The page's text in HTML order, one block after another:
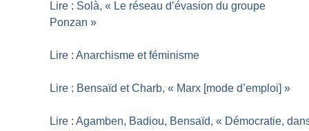
Lire : Solà, « Le réseau d’évasion du groupe
Ponzan »
Lire : Anarchisme et féminisme
Lire : Bensaïd et Charb, « Marx [mode d’emploi] »
Lire : Agamben, Badiou, Bensaïd, « Démocratie,